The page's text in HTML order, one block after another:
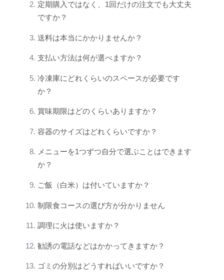
定期購入ではなく、1回だけの注文でも大丈夫
ですか？
送料は本当にかかりませんか？
支払い方法は何が選べますか？
冷凍庫にどれくらいのスペースが必要です
か？
賞味期限はどのくらいありますか？
容器のサイズはどれくらいですか？
メニューを1つずつ自分で選ぶことはできます
か？
ご飯（白米）は付いていますか？
制限食コースの選び方が分かりません
調理に火は使いますか？
勧誘の電話などはかかってきますか？
ゴミの分別はどうすればいいですか？